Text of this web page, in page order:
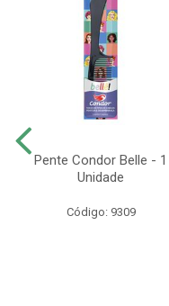
Pente Condor Belle - 1
Unidade
Código: 9309